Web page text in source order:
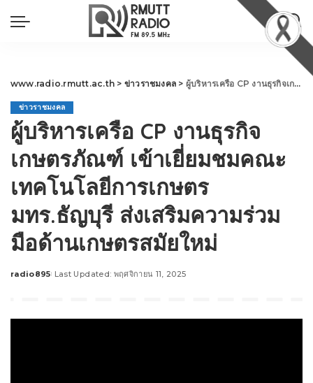
www.radio.rmutt.ac.th > ข่าวราชมงคล > ผู้บริหารเครือ CP งานธุรกิจเกษตรภัณฑ์ เข้าเยี่ยมชมคณะเทคโนโลยีการเกษตร มทร.ธัญบุรี ส่งเสริมความร่วมมือด้านเกษตรสมัยใหม่
ข่าวราชมงคล
ผู้บริหารเครือ CP งานธุรกิจ
เกษตรภัณฑ์ เข้าเยี่ยมชมคณะ
เทคโนโลยีการเกษตร
มทร.ธัญบุรี ส่งเสริมความร่วม
มือด้านเกษตรสมัยใหม่
Posted
radio895 Last Updated: พฤศจิกายน 11, 2025